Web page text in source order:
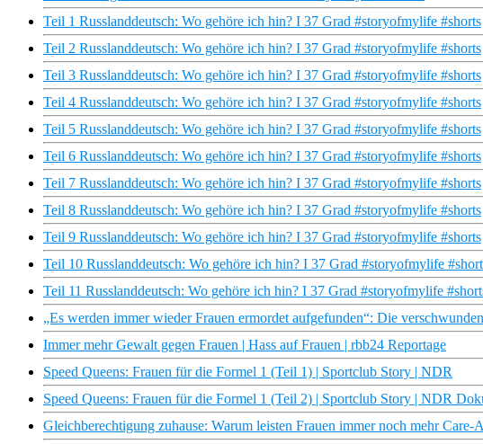
Teil 1 Russlanddeutsch: Wo gehöre ich hin? I 37 Grad #storyofmylife #shorts
Teil 2 Russlanddeutsch: Wo gehöre ich hin? I 37 Grad #storyofmylife #shorts
Teil 3 Russlanddeutsch: Wo gehöre ich hin? I 37 Grad #storyofmylife #shorts
Teil 4 Russlanddeutsch: Wo gehöre ich hin? I 37 Grad #storyofmylife #shorts
Teil 5 Russlanddeutsch: Wo gehöre ich hin? I 37 Grad #storyofmylife #shorts
Teil 6 Russlanddeutsch: Wo gehöre ich hin? I 37 Grad #storyofmylife #shorts
Teil 7 Russlanddeutsch: Wo gehöre ich hin? I 37 Grad #storyofmylife #shorts
Teil 8 Russlanddeutsch: Wo gehöre ich hin? I 37 Grad #storyofmylife #shorts
Teil 9 Russlanddeutsch: Wo gehöre ich hin? I 37 Grad #storyofmylife #shorts
Teil 10 Russlanddeutsch: Wo gehöre ich hin? I 37 Grad #storyofmylife
Teil 11 Russlanddeutsch: Wo gehöre ich hin? I 37 Grad #storyofmylife
„Es werden immer wieder Frauen ermordet aufgefunden“: Die
Immer mehr Gewalt gegen Frauen | Hass auf Frauen | rbb24 Reportage
Speed Queens: Frauen für die Formel 1 (Teil 1) | Sportclub Story | NDR
Speed Queens: Frauen für die Formel 1 (Teil 2) | Sportclub Story | NDR
Gleichberechtigung zuhause: Warum leisten Frauen immer noch mehr